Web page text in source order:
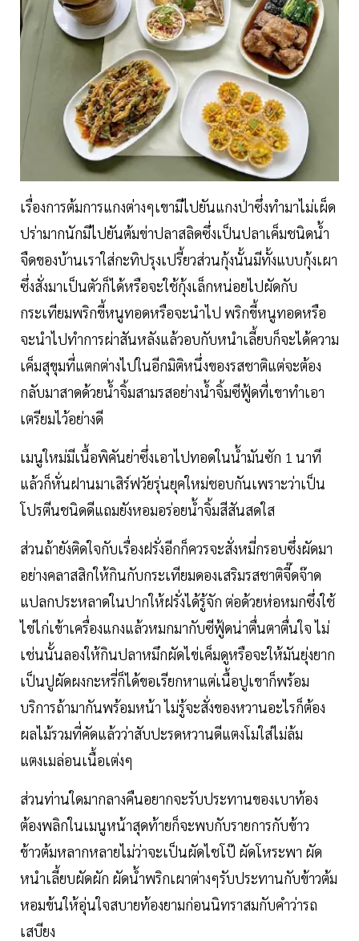
เรื่องการต้มการแกงต่างๆเขามีไปยันแกงป่าซึ่งทำมาไม่เผ็ด
ปร่ามากนักมีไปยันต้มข่าปลาสลิดซึ่งเป็นปลาเค็มชนิดน้ำ
จืดของบ้านเราใส่กะทิปรุงเปรี้ยวส่วนกุ้งนั้นมีทั้งแบบกุ้งเผา
ซึ่งสั่งมาเป็นตัวก็ได้หรือจะใช้กุ้งเล็กหน่อยไปผัดกับ
กระเทียมพริกขี้หนูทอดหรือจะนำไป พริกขี้หนูทอดหรือ
จะนำไปทำการผ่าสันหลังแล้วอบกับหนำเลี้ยบก็จะได้ความ
เค็มสุขุมที่แตกต่างไปในอีกมิติหนึ่งของรสชาติแต่จะต้อง
กลับมาสาดด้วยน้ำจิ้มสามรสอย่างน้ำจิ้มซีฟู้ดที่เขาทำเอา
เตรียมไว้อย่างดี
เมนูใหม่มีเนื้อพิคันย่าซึ่งเอาไปทอดในน้ำมันซัก 1 นาที
แล้วก็หั่นฝานมาเสิร์ฟวัยรุ่นยุคใหม่ชอบกันเพราะว่าเป็น
โปรตีนชนิดดีแถมยังหอมอร่อยน้ำจิ้มสีสันสดใส
ส่วนถ้ายังติดใจกับเรื่องฝรั่งอีกก็ควรจะสั่งหมี่กรอบซึ่งผัดมา
อย่างคลาสสิกให้กินกับกระเทียมดองเสริมรสชาติจี๊ดจ๊าด
แปลกประหลาดในปากให้ฝรั่งได้รู้จัก ต่อด้วยห่อหมกซึ่งใช้
ไข่ไก่เข้าเครื่องแกงแล้วหมกมากับซีฟู้ดน่าตื่นตาตื่นใจ ไม่
เช่นนั้นลองให้กินปลาหมึกผัดไข่เค็มดูหรือจะให้มันยุ่งยาก
เป็นปูผัดผงกะหรี่ก็ได้ขอเรียกหาแต่เนื้อปูเขาก็พร้อม
บริการถ้ามากันพร้อมหน้า ไม่รู้จะสั่งของหวานอะไรก็ต้อง
ผลไม้รวมที่คัดแล้วว่าสับปะรดหวานดีแตงโมใส่ไม่ล้ม
แตงเมล่อนเนื้อเต่งๆ
ส่วนท่านใดมากลางคืนอยากจะรับประทานของเบาท้อง
ต้องพลิกในเมนูหน้าสุดท้ายก็จะพบกับรายการกับข้าว
ข้าวต้มหลากหลายไม่ว่าจะเป็นผัดไชโป๊ ผัดโหระพา ผัด
หนำเลี้ยบผัดผัก ผัดน้ำพริกเผาต่างๆรับประทานกับข้าวต้ม
หอมข้นให้อุ่นใจสบายท้องยามก่อนนิทราสมกับคำว่ารถ
เสบียง